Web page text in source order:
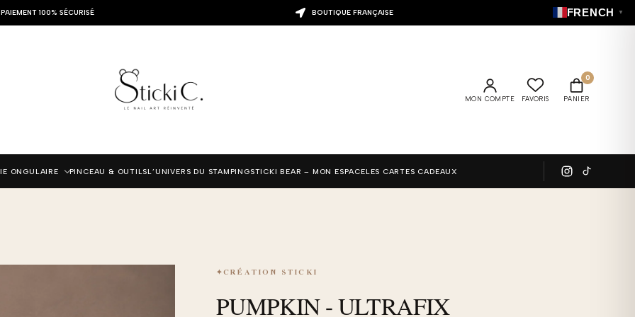
PAIEMENT 100% SÉCURISÉ BOUTIQUE FRANÇAISE FRENCH ▼
✦CRÉATION STICKI
PUMPKIN - ULTRAFIX
PUMPKIN
MON COMPTE FAVORIS PANIER
0
ONGULAIRE PINCEAU & OUTILSL’UNIVERS DU STAMPINGSTICKI BEAR – MON ESPACELES CARTES CADEAUX